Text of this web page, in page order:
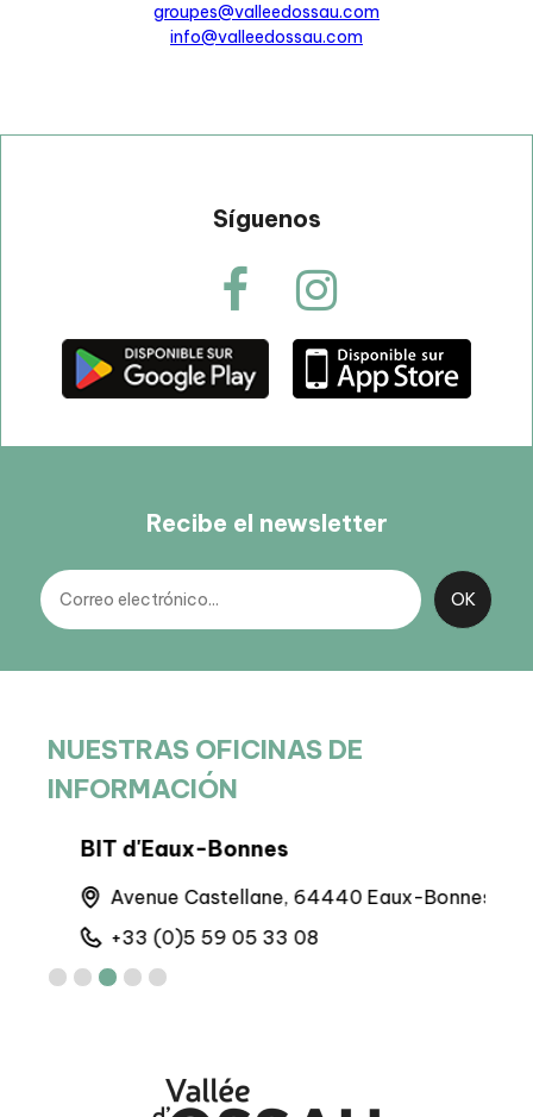
groupes@valleedossau.com
info@valleedossau.com
Síguenos
Recibe el newsletter
NUESTRAS OFICINAS DE
INFORMACIÓN
BIT d'Eaux-Bonnes
Avenue Castellane, 64440 Eaux-Bonnes
+33 (0)5 59 05 33 08